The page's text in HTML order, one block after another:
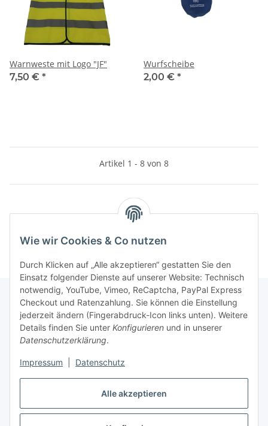
Alle akzeptieren
Wie wir Cookies & Co nutzen
Durch Klicken auf „Alle akzeptieren“ gestatten Sie den
Einsatz folgender Dienste auf unserer Website: Technisch
notwendig, YouTube, Vimeo, ReCaptcha, PayPal Express
Checkout und Ratenzahlung. Sie können die Einstellung
jederzeit ändern (Fingerabdruck-Icon links unten). Weitere
Details finden Sie unter Konfigurieren und in unserer
Datenschutzerklärung.
Impressum Datenschutz
Warnweste mit Logo "JF"
7,50 € *
Wurfscheibe
2,00 € *
Artikel 1 - 8 von 8
Informationen
Gesetzliche Informationen